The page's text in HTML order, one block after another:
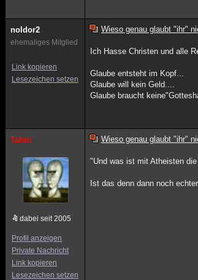
noldor2
ehemaliges Mitglied
Link kopieren
Lesezeichen setzen
Wieso genau glaubt "ihr"
Ich Hasse Christen und alle
Glaube entsteht im Kopf...
Glaube will kein Geld....
Glaube braucht
Tahiri
dabei seit 2005
Profil anzeigen
Private Nachricht
Link kopieren
Lesezeichen setzen
Wieso genau glaubt "ihr"
"Und was ist mit Atheisten
Ist das denn dann noch